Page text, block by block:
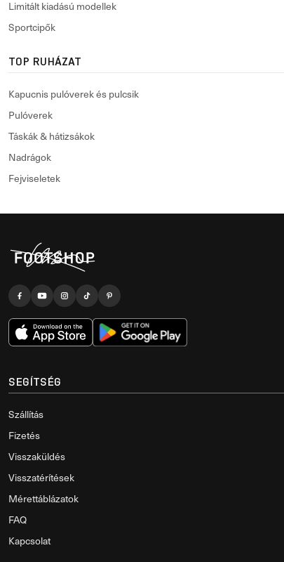
Limitált kiadású modellek
Sportcipők
TOP RUHÁZAT
Kapucnis pulóverek és pulcsik
Pulóverek
Táskák & hátizsákok
Nadrágok
Fejviseletek
SEGÍTSÉG
Szállítás
Fizetés
Visszaküldés
Visszatérítések
Mérettáblázatok
FAQ
Kapcsolat